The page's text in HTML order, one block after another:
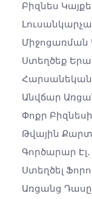
Բիզնես
Միջոցառման
Ստեղծեք
Հարսանեկան
Անվճար
Փոքր
Թվային Քարտ
Գործարար
Ստեղծել
Առցանց